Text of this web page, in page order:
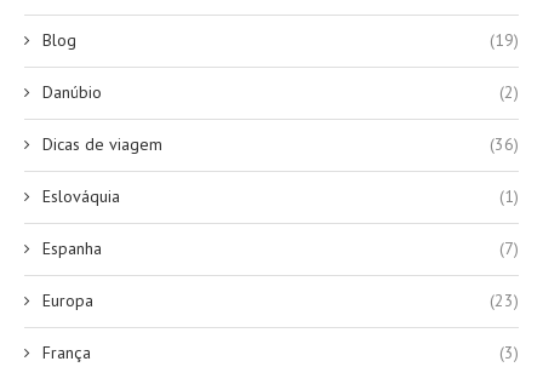
Blog (19)
Danúbio (2)
Dicas de viagem (36)
Eslováquia (1)
Espanha (7)
Europa (23)
França (3)